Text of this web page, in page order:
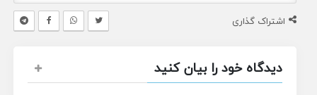
اشتراک گذاری
دیدگاه خود را بیان کنید